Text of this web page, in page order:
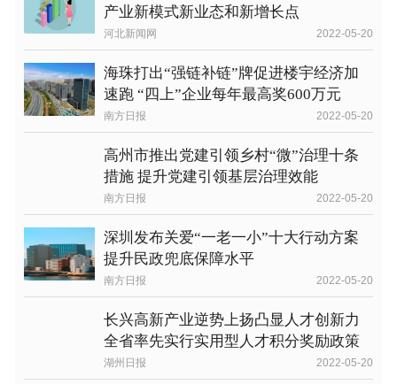
产业新模式新业态和新增长点
河北新闻网 2022-05-20
海珠打出“强链补链”牌促进楼宇经济加
速跑 “四上”企业每年最高奖600万元
南方日报 2022-05-20
高州市推出党建引领乡村“微”治理十条
措施 提升党建引领基层治理效能
南方日报 2022-05-20
深圳发布关爱“一老一小”十大行动方案
提升民政兜底保障水平
南方日报 2022-05-20
长兴高新产业逆势上扬凸显人才创新力
全省率先实行实用型人才积分奖励政策
湖州日报 2022-05-20